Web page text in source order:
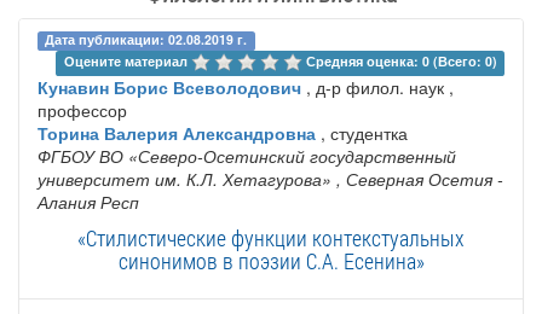
Дата публикации: 02.08.2019 г.
Оцените материал
Средняя оценка: 0 (Всего: 0)
Кунавин Борис Всеволодович , д-р филол. наук ,
профессор
Торина Валерия Александровна , студентка
ФГБОУ ВО «Северо-Осетинский государственный
университет им. К.Л. Хетагурова» , Северная Осетия -
Алания Респ
«Стилистические функции контекстуальных
синонимов в поэзии С.А. Есенина»